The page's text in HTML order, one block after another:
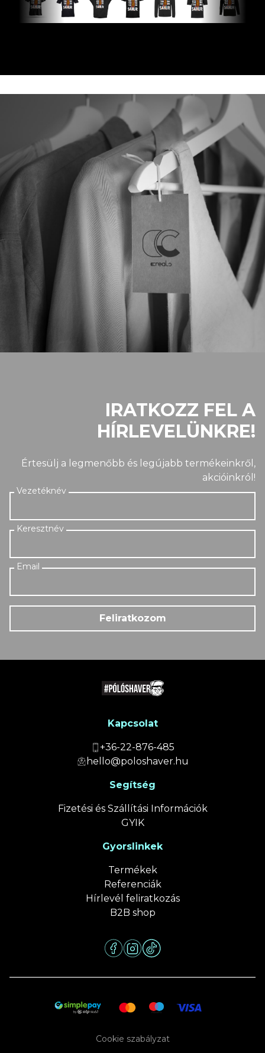
IRATKOZZ FEL A
HÍRLEVELÜNKRE!
Értesülj a legmenőbb és legújabb termékeinkről,
akcióinkról!
Feliratkozom
Kapcsolat
+36-22-876-485
hello@poloshaver.hu
Segítség
Fizetési és Szállítási Információk
GYIK
Gyorslinkek
Termékek
Referenciák
Hírlevél feliratkozás
B2B shop
Cookie szabályzat